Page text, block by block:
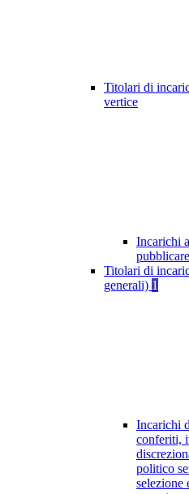
Titolari di
vertice
Incarichi
Titolari di
generali) 1
Incarichi
conferiti,
politico
selezione